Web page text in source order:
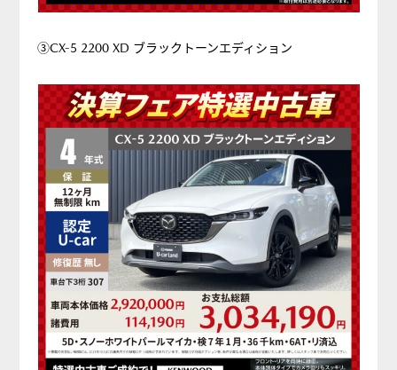
③CX-5 2200 XD ブラックトーンエディション